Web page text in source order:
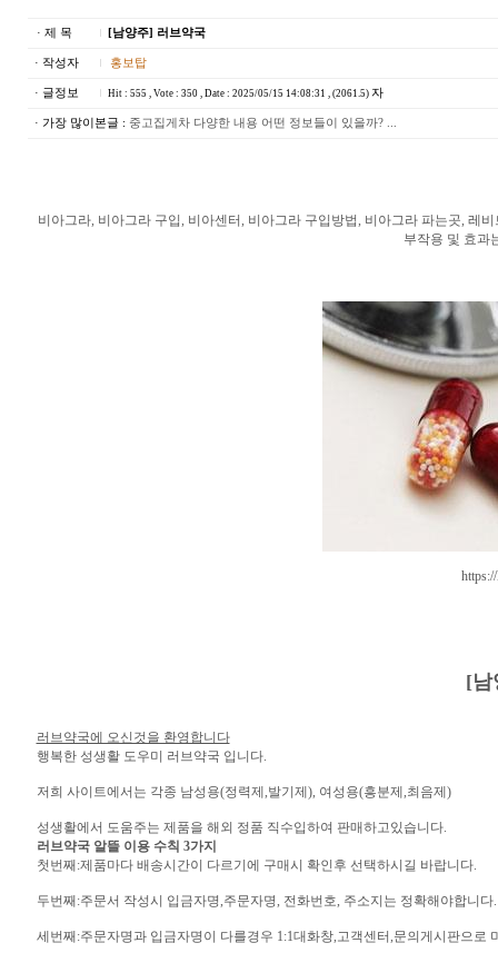
· 제 목 [남양주] 러브약국
· 작성자 홍보탑
· 글정보 Hit : 555 , Vote : 350 , Date : 2025/05/15 14:08:31 , (2061.5) 자
· 가장 많이본글 : 중고집게차 다양한 내용 어떤 정보들이 있을까? ...
비아그라, 비아그라 구입, 비아센터, 비아그라 구입방법, 비아그라 파는곳, 레
부작용 및 효과
[남
러브약국에 오신것을 환영합니다
행복한 성생활 도우미 러브약국 입니다.
저희 사이트에서는 각종 남성용(정력제,발기제), 여성용(흥분제,최음제)
성생활에서 도움주는 제품을 해외 정품 직수입하여 판매하고있습니다.
러브약국 알뜰 이용 수칙 3가지
첫번째:제품마다 배송시간이 다르기에 구매시 확인후 선택하시길 바랍니다.
두번째:주문서 작성시 입금자명,주문자명, 전화번호, 주소지는 정확해야합니다.
세번째:주문자명과 입금자명이 다를경우 1:1대화창,고객센터,문의게시판으로